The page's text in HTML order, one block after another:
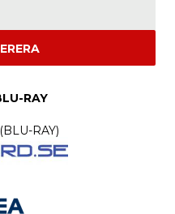
RAY
(BLU-RAY)